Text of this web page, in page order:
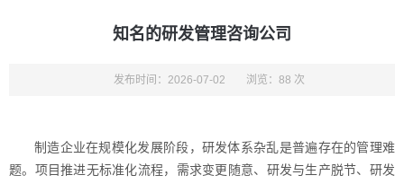
知名的研发管理咨询公司
发布时间：2026-07-02 浏览：88 次
制造企业在规模化发展阶段，研发体系杂乱是普遍存在的管理难
题。项目推进无标准化流程，需求变更随意、研发与生产脱节、研发